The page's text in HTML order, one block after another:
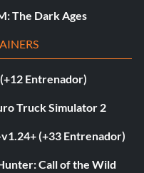
The Dark Ages
Entrenador)
Truck Simulator 2
(+33 Entrenador)
Call of the Wild